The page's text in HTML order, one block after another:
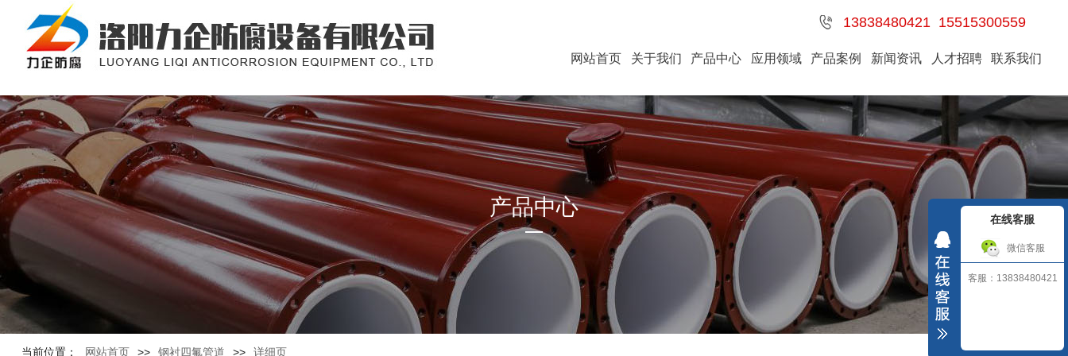
13838480421 15515300559
网站首页 关于我们 产品中心 应用领域 产品案例 新闻资讯 人才招聘 联系我们
产品中心
当前位置： 网站首页 >> 钢衬四氟管道 >> 详细页
在线客服
微信客服
客服：13838480421